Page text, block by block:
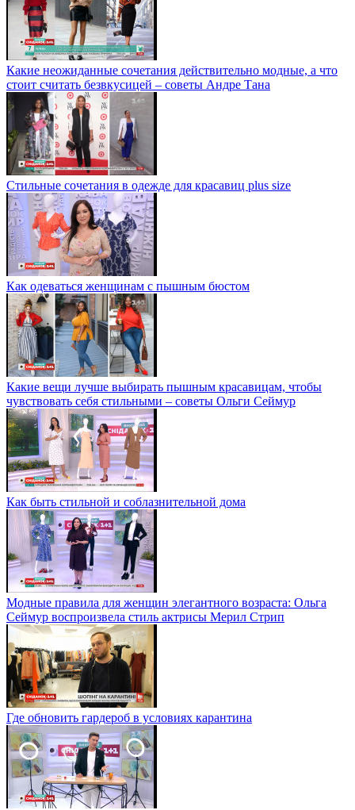
Какие неожиданные сочетания действительно модные, а что
стоит считать безвкусицей – советы Андре Тана
Стильные сочетания в одежде для красавиц plus size
Как одеваться женщинам с пышным бюстом
Какие вещи лучше выбирать пышным красавицам, чтобы
чувствовать себя стильными – советы Ольги Сеймур
Как быть стильной и соблазнительной дома
Модные правила для женщин элегантного возраста: Ольга
Сеймур воспроизвела стиль актрисы Мерил Стрип
Где обновить гардероб в условиях карантина